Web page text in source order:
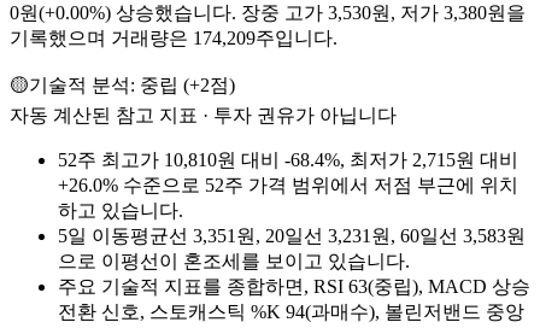
0원(+0.00%) 상승했습니다. 장중 고가 3,530원, 저가 3,380원을
기록했으며 거래량은 174,209주입니다.
🟡기술적 분석: 중립 (+2점)
자동 계산된 참고 지표 · 투자 권유가 아닙니다
52주 최고가 10,810원 대비 -68.4%, 최저가 2,715원 대비
+26.0% 수준으로 52주 가격 범위에서 저점 부근에 위치
하고 있습니다.
5일 이동평균선 3,351원, 20일선 3,231원, 60일선 3,583원
으로 이평선이 혼조세를 보이고 있습니다.
주요 기술적 지표를 종합하면, RSI 63(중립), MACD 상승
전환 신호, 스토캐스틱 %K 94(과매수), 볼린저밴드 중앙